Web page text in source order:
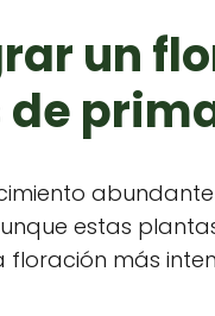
un
estas
más